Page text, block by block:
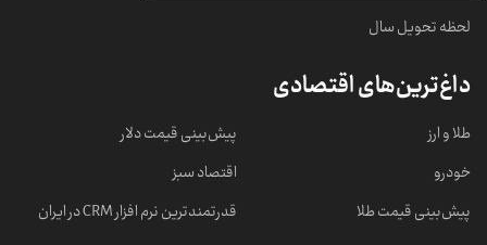
لحظه تحویل سال
داغ‌ترین‌های اقتصادی
طلا و ارز
خودرو
پیش‌بینی قیمت طلا
پیش‌بینی قیمت دلار
اقتصاد سبز
قدرتمندترین نرم‌ افزار CRM در ایران